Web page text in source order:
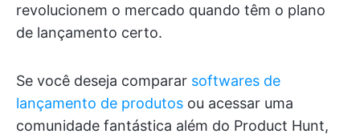
revolucionem o mercado quando têm o plano
de lançamento certo.
Se você deseja comparar softwares de
lançamento de produtos ou acessar uma
comunidade fantástica além do Product Hunt,